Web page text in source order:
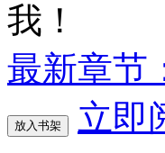
我！
最新章节
放入书架 立即